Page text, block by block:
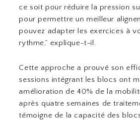
ce soit pour réduire la pression
pour permettre un meilleur
pouvez adapter les exercices à
rythme,” explique-t-il.
Cette approche a prouvé son
sessions intégrant les blocs ont
amélioration de 40% de la
après quatre semaines de
témoigne de la capacité des